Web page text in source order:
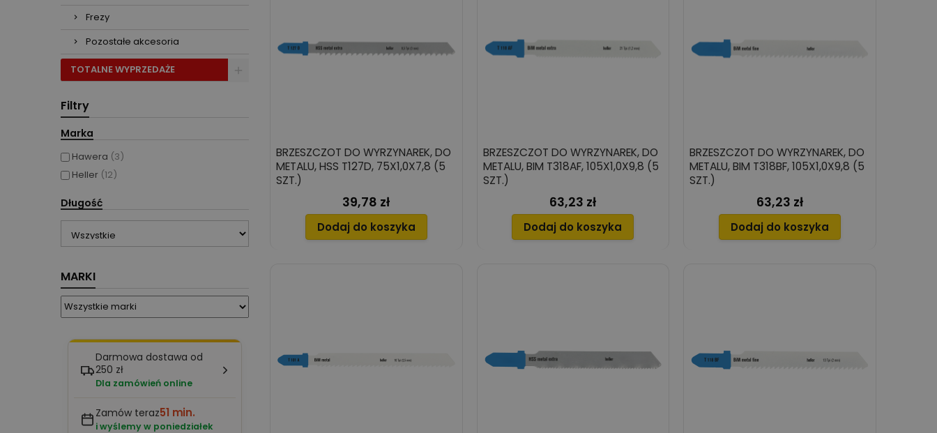
Frezy
Pozostałe akcesoria
TOTALNE WYPRZEDAŻE
Filtry
Marka
Hawera (3)
Heller (12)
Długość
MARKI
Darmowa dostawa od
250 zł
Dla zamówień online
Zamów teraz51 min.
i wyślemy w poniedziałek
BRZESZCZOT DO WYRZYNAREK, DO
METALU, HSS T127D, 75X1,0X7,8 (5
SZT.)
Cena
39,78 zł
Dodaj do koszyka
BRZESZCZOT DO WYRZYNAREK, DO
METALU, BIM T318AF, 105X1,0X9,8 (5
SZT.)
Cena
63,23 zł
Dodaj do koszyka
BRZESZCZOT DO WYRZYNAREK, DO
METALU, BIM T318BF, 105X1,0X9,8 (5
SZT.)
Cena
63,23 zł
Dodaj do koszyka